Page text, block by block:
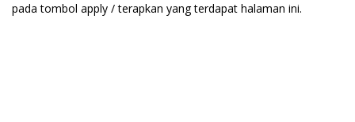
pada tombol apply / terapkan yang terdapat halaman ini.